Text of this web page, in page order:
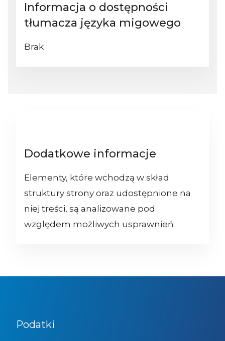
Informacja o dostępności
tłumacza języka migowego
Brak
Dodatkowe informacje
Elementy, które wchodzą w skład
struktury strony oraz udostępnione na
niej treści, są analizowane pod
względem możliwych usprawnień.
Podatki